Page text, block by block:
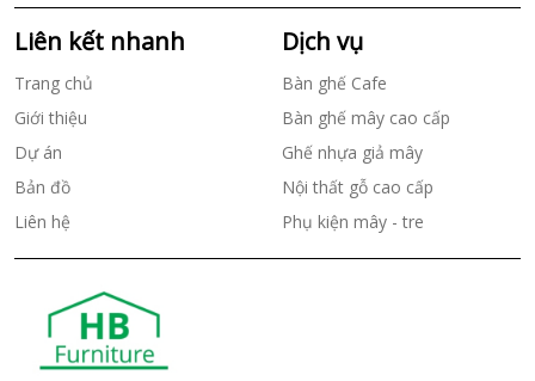
Liên kết nhanh
Trang chủ
Giới thiệu
Dự án
Bản đồ
Liên hệ
Dịch vụ
Bàn ghế Cafe
Bàn ghế mây cao cấp
Ghế nhựa giả mây
Nội thất gỗ cao cấp
Phụ kiện mây - tre